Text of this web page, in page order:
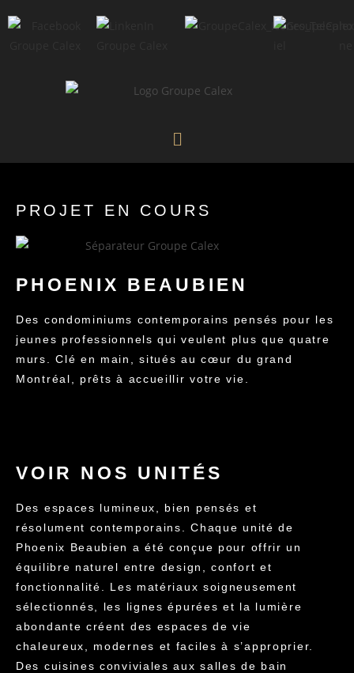
PROJET EN COURS
PHOENIX BEAUBIEN
Des condominiums contemporains pensés pour les
jeunes professionnels qui veulent plus que quatre
murs. Clé en main, situés au cœur du grand
Montréal, prêts à accueillir votre vie.
VOIR NOS UNITÉS
Des espaces lumineux, bien pensés et
résolument contemporains. Chaque unité de
Phoenix Beaubien a été conçue pour offrir un
équilibre naturel entre design, confort et
fonctionnalité. Les matériaux soigneusement
sélectionnés, les lignes épurées et la lumière
abondante créent des espaces de vie
chaleureux, modernes et faciles à s’approprier.
Des cuisines conviviales aux salles de bain